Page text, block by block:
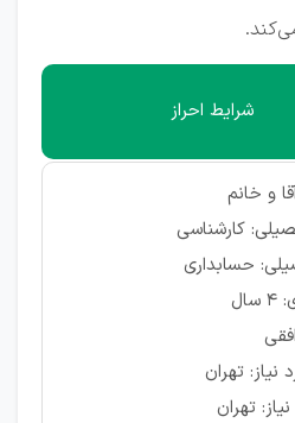
شرایط احراز
و خانم
کارشناسی
حسابداری
نیاز: تهران
تهران